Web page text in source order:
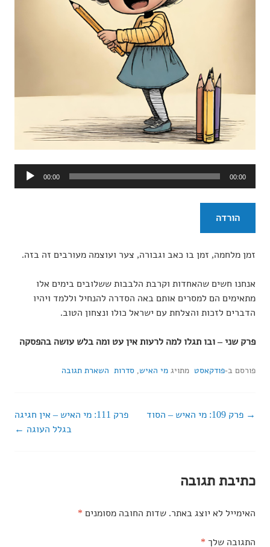
אודיו
00:00 00:00
הורדה
זמן מלחמה, זמן בו כאב וגבורה, צער ועוצמה מעורבים זה בזה.
אנחנו חשים שהאחדות וקרבת הלבבות ששלובים בימים אלו
מתאימים הם למסרים אותם באה הסדרה להנחיל וללמד ויהיו
הדברים לזכות והצלחת עם ישראל כולו ונצחון הטוב.
פרק שני – ובו תגלו למה לרעות אין עט ומה בלש עושה בהפסקה
פורסם ב-פודקאסט מתויג מי האיש, סדרות השארת תגובה
ניווט
פרק 109: מי האיש – הסוד
פרק 111: מי האיש – אין חגיגה
בגלל העוגה
כתיבת תגובה
האימייל לא יוצג באתר. שדות החובה מסומנים *
התגובה שלך *